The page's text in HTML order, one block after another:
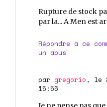
Rupture de stock
par la... A Men est
Répondre à ce
un abus
par gregorio , le
15:56